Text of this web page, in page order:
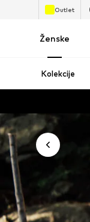
Outlet
Ženske
Kolekcije